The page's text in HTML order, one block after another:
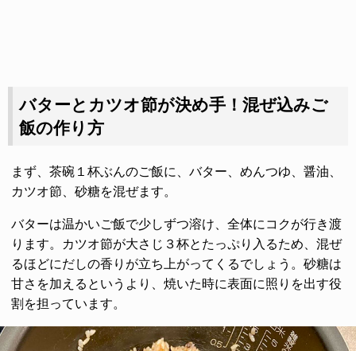
バターとカツオ節が決め手！混ぜ込みご
飯の作り方
まず、茶碗１杯ぶんのご飯に、バター、めんつゆ、醤油、
カツオ節、砂糖を混ぜます。
バターは温かいご飯で少しずつ溶け、全体にコクが行き渡
ります。カツオ節が大さじ３杯とたっぷり入るため、混ぜ
るほどにだしの香りが立ち上がってくるでしょう。砂糖は
甘さを加えるというより、焼いた時に表面に照りを出す役
割を担っています。